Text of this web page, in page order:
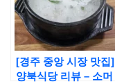
[경주 중앙 시장 맛집]
양북식당 리뷰 – 소머